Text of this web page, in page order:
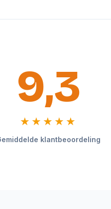
9,3
★★★★★
klantbeoordeling